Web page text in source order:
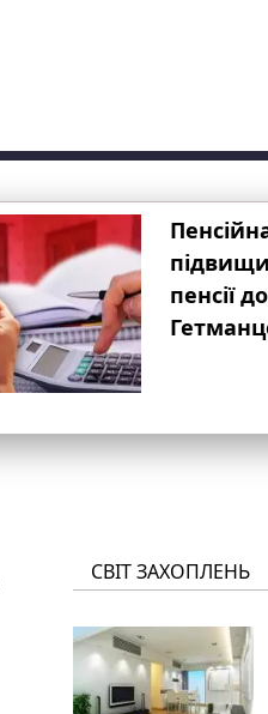
пенсії
СВІТ ЗАХОПЛЕНЬ